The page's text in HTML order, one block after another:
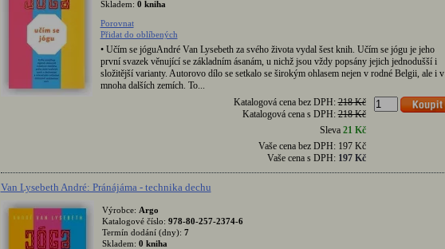
Skladem: 0 kniha
Porovnat
Přidat do oblíbených
• Učím se jóguAndré Van Lysebeth za svého života vydal šest knih. Učím se jógu je jeho
první svazek věnující se základním ásanám, u nichž jsou vždy popsány jejich jednodušší i
složitější varianty. Autorovo dílo se setkalo se širokým ohlasem nejen v rodné Belgii, ale i v
mnoha dalších zemích. To...
Katalogová cena bez DPH:218 Kč
Katalogová cena s DPH:218 Kč
Sleva 21 Kč
Vaše cena bez DPH: 197 Kč
Vaše cena s DPH: 197 Kč
Van Lysebeth André: Pránájáma - technika dechu
Výrobce: Argo
Katalogové číslo: 978-80-257-2374-6
Termín dodání (dny): 7
Skladem: 0 kniha